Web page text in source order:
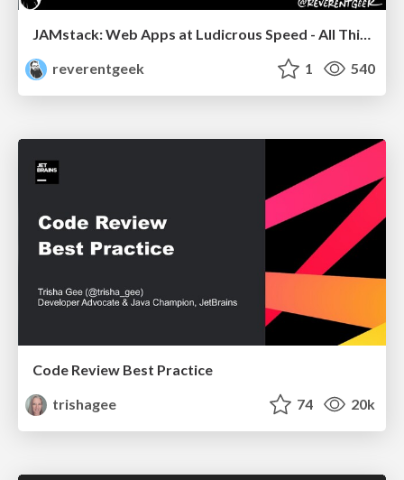
JAMstack: Web Apps at Ludicrous Speed - All Things Open 2022
reverentgeek
1 540
Code Review Best Practice
trishagee
74 20k